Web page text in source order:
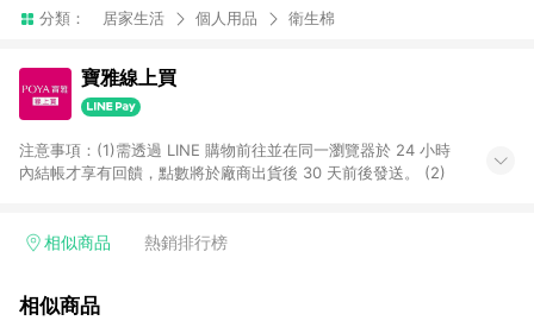
分類： 居家生活 個人用品 衛生棉
寶雅線上買
注意事項：(1)需透過 LINE 購物前往並在同一瀏覽器於 24 小時
內結帳才享有回饋，點數將於廠商出貨後 30 天前後發送。 (2)
相似商品 熱銷排行榜
相似商品